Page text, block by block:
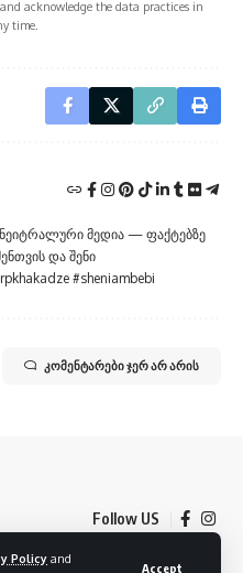
Policy and
Accept
and acknowledge the data practices in
time.
მედია — ფაქტებზე
და შენი
#sheniambebi
კომენტარები ჯერ არ არის
Follow US